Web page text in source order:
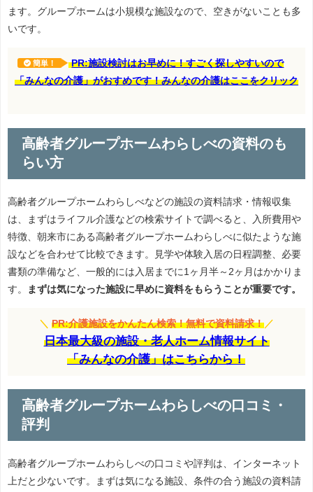
ます。グループホームは小規模な施設なので、空きがないことも多
いです。
簡単！
PR:施設検討はお早めに！すごく探しやすいので
「みんなの介護」がおすめです！みんなの介護はここをクリック
高齢者グループホームわらしべの資料のも
らい方
高齢者グループホームわらしべなどの施設の資料請求・情報収集
は、まずはライフル介護などの検索サイトで調べると、入所費用や
特徴、朝来市にある高齢者グループホームわらしべに似たような施
設などを合わせて比較できます。見学や体験入居の日程調整、必要
書類の準備など、一般的には入居までに1ヶ月半～2ヶ月はかかりま
す。
まずは気になった施設に早めに資料をもらうことが重要です。
＼ PR:介護施設をかんたん検索！無料で資料請求！ ／
日本最大級の施設・老人ホーム情報サイト
「みんなの介護」はこちらから！
高齢者グループホームわらしべの口コミ・
評判
高齢者グループホームわらしべの口コミや評判は、インターネット
上だと少ないです。まずは気になる施設、条件の合う施設の資料請